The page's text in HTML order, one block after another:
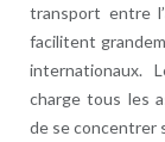
transport entre
facilitent
internationaux.
charge tous les
de se concentrer